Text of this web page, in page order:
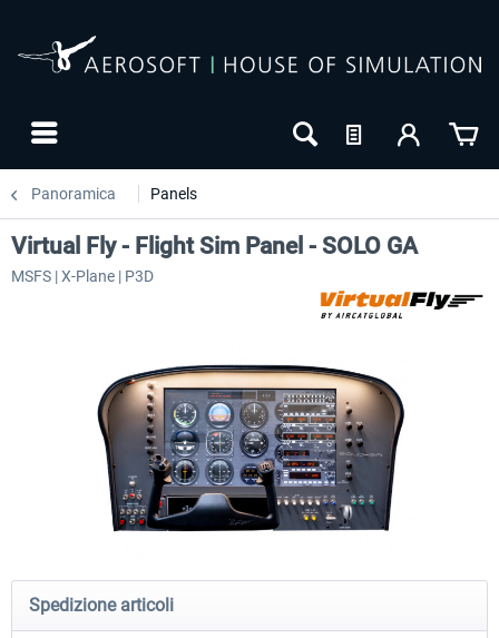
Panoramica Panels
Virtual Fly - Flight Sim Panel - SOLO
GA
Virtual Fly - Flight Sim Panel -
Virtual Fly - Flight Sim Panel - SOLO GA
MSFS | X-Plane | P3D
Spedizione articoli